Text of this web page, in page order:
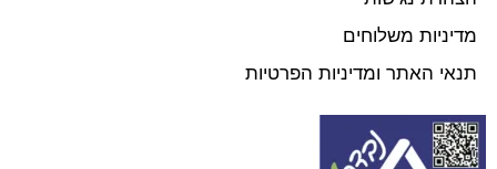
מדיניות משלוחים
תנאי האתר ומדיניות הפרטיות